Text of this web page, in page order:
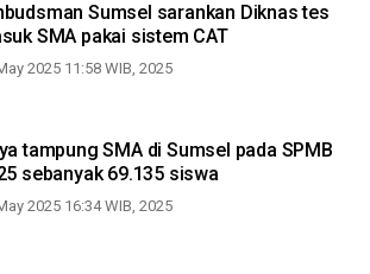
Sumsel sarankan Diknas tes
SMA pakai sistem CAT
2025 11:58 WIB, 2025
tampung SMA di Sumsel pada SPMB
sebanyak 69.135 siswa
2025 16:34 WIB, 2025